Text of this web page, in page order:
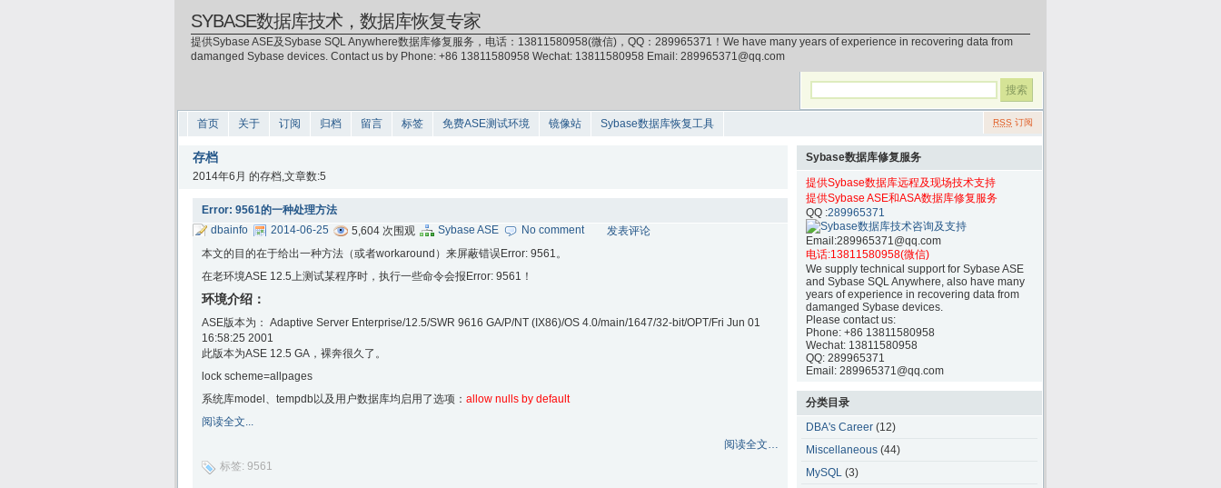
SYBASE数据库技术，数据库恢复专家
提供Sybase ASE及Sybase SQL Anywhere数据库修复服务，电话：13811580958(微信)，QQ：289965371！We have many years of experience in recovering data from
damanged Sybase devices. Contact us by Phone: +86 13811580958 Wechat: 13811580958 Email: 289965371@qq.com
首页 关于 订阅 归档 留言 标签 免费ASE测试环境 镜像站 Sybase数据库恢复工具 RSS 订阅
存档
2014年6月 的存档,文章数:5
Error: 9561的一种处理方法
dbainfo
2014-06-25 5,604 次围观 Sybase ASE No comment
发表评论
本文的目的在于给出一种方法（或者workaround）来屏蔽错误Error: 9561。
在老环境ASE 12.5上测试某程序时，执行一些命令会报Error: 9561！
环境介绍：
ASE版本为： Adaptive Server Enterprise/12.5/SWR 9616 GA/P/NT (IX86)/OS 4.0/main/1647/32-bit/OPT/Fri Jun 01
16:58:25 2001
此版本为ASE 12.5 GA，裸奔很久了。
lock scheme=allpages
系统库model、tempdb以及用户数据库均启用了选项： allow nulls by default
阅读全文...
阅读全文…
标签: 9561
Sybase数据库修复服务
提供Sybase数据库远程及现场技术支持
提供Sybase ASE和ASA数据库修复服务
QQ :289965371
Email:289965371@qq.com
电话:13811580958(微信)
We supply technical support for Sybase ASE
and Sybase SQL Anywhere, also have many
years of experience in recovering data from
damanged Sybase devices.
Please contact us:
Phone: +86 13811580958
Wechat: 13811580958
QQ: 289965371
Email: 289965371@qq.com
分类目录
DBA's Career (12)
Miscellaneous (44)
MySQL (3)